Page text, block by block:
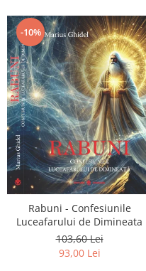
-10%
Rabuni - Confesiunile
Luceafarului de Dimineata
103,60 Lei
93,00 Lei